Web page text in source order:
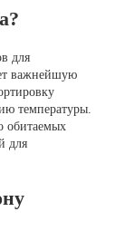
для
важнейшую
температуры.
обитаемых
для